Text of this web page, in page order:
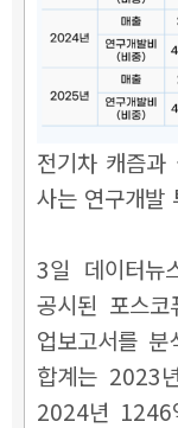
전기차 캐즘
사는 연구개발
3일 데이터뉴
공시된 포스코
업보고서를
합계는 2023
2024년